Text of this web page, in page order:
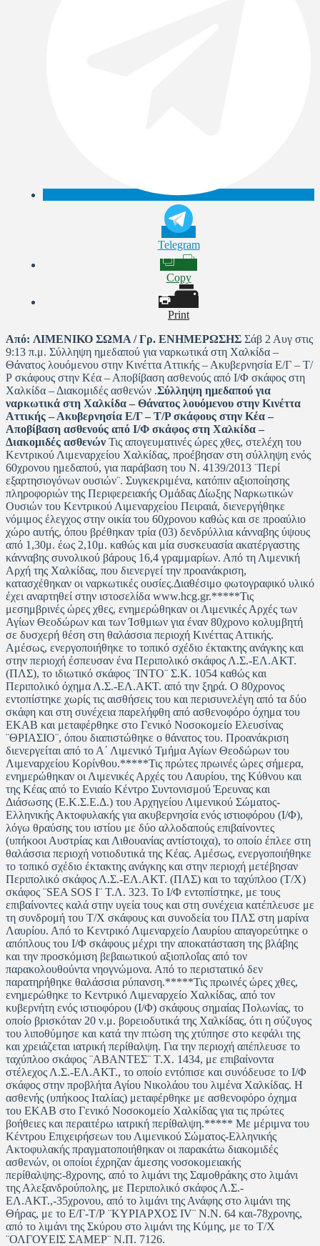
Telegram
Copy
Print
Από: ΛΙΜΕΝΙΚΟ ΣΩΜΑ / Γρ. ΕΝΗΜΕΡΩΣΗΣ Σάβ 2 Αυγ στις
9:13 π.μ. Σύλληψη ημεδαπού για ναρκωτικά στη Χαλκίδα –
Θάνατος λουόμενου στην Κινέττα Αττικής – Ακυβερνησία Ε/Γ – Τ/
Ρ σκάφους στην Κέα – Αποβίβαση ασθενούς από Ι/Φ σκάφος στη
Χαλκίδα – Διακομιδές ασθενών .Σύλληψη ημεδαπού για
ναρκωτικά στη Χαλκίδα – Θάνατος λουόμενου στην Κινέττα
Αττικής – Ακυβερνησία Ε/Γ – Τ/Ρ σκάφους στην Κέα –
Αποβίβαση ασθενούς από Ι/Φ σκάφος στη Χαλκίδα –
Διακομιδές ασθενών Τις απογευματινές ώρες χθες, στελέχη του
Κεντρικού Λιμεναρχείου Χαλκίδας, προέβησαν στη σύλληψη ενός
60χρονου ημεδαπού, για παράβαση του Ν. 4139/2013 ¨Περί
εξαρτησιογόνων ουσιών¨. Συγκεκριμένα, κατόπιν αξιοποίησης
πληροφοριών της Περιφερειακής Ομάδας Δίωξης Ναρκωτικών
Ουσιών του Κεντρικού Λιμεναρχείου Πειραιά, διενεργήθηκε
νόμιμος έλεγχος στην οικία του 60χρονου καθώς και σε προαύλιο
χώρο αυτής, όπου βρέθηκαν τρία (03) δενδρύλλια κάνναβης ύψους
από 1,30μ. έως 2,10μ. καθώς και μία συσκευασία ακατέργαστης
κάνναβης συνολικού βάρους 16,4 γραμμαρίων. Από τη Λιμενική
Αρχή της Χαλκίδας, που διενεργεί την προανάκριση,
κατασχέθηκαν οι ναρκωτικές ουσίες.Διαθέσιμο φωτογραφικό υλικό
έχει αναρτηθεί στην ιστοσελίδα www.hcg.gr.*****Τις
μεσημβρινές ώρες χθες, ενημερώθηκαν οι Λιμενικές Αρχές των
Αγίων Θεοδώρων και των Ίσθμιων για έναν 80χρονο κολυμβητή
σε δυσχερή θέση στη θαλάσσια περιοχή Κινέττας Αττικής.
Αμέσως, ενεργοποιήθηκε το τοπικό σχέδιο έκτακτης ανάγκης και
στην περιοχή έσπευσαν ένα Περιπολικό σκάφος Λ.Σ.-ΕΛ.ΑΚΤ.
(ΠΛΣ), το ιδιωτικό σκάφος ¨ΙΝΤΟ¨ Σ.Κ. 1054 καθώς και
Περιπολικό όχημα Λ.Σ.-ΕΛ.ΑΚΤ. από την ξηρά. Ο 80χρονος
εντοπίστηκε χωρίς τις αισθήσεις του και περισυνελέγη από τα δύο
σκάφη και στη συνέχεια παρελήφθη από ασθενοφόρο όχημα του
ΕΚΑΒ και μεταφέρθηκε στο Γενικό Νοσοκομείο Ελευσίνας
¨ΘΡΙΑΣΙΟ¨, όπου διαπιστώθηκε ο θάνατος του. Προανάκριση
διενεργείται από το Α΄ Λιμενικό Τμήμα Αγίων Θεοδώρων του
Λιμεναρχείου Κορίνθου.*****Τις πρώτες πρωινές ώρες σήμερα,
ενημερώθηκαν οι Λιμενικές Αρχές του Λαυρίου, της Κύθνου και
της Κέας από το Ενιαίο Κέντρο Συντονισμού Έρευνας και
Διάσωσης (Ε.Κ.Σ.Ε.Δ.) του Αρχηγείου Λιμενικού Σώματος-
Ελληνικής Ακτοφυλακής για ακυβερνησία ενός ιστιοφόρου (Ι/Φ),
λόγω θραύσης του ιστίου με δύο αλλοδαπούς επιβαίνοντες
(υπήκοοι Αυστρίας και Λιθουανίας αντίστοιχα), το οποίο έπλεε στη
θαλάσσια περιοχή νοτιοδυτικά της Κέας. Αμέσως, ενεργοποιήθηκε
το τοπικό σχέδιο έκτακτης ανάγκης και στην περιοχή μετέβησαν
Περιπολικό σκάφος Λ.Σ.-ΕΛ.ΑΚΤ. (ΠΛΣ) και το ταχύπλοο (Τ/Χ)
σκάφος ¨SEA SOS I¨ Τ.Λ. 323. Το Ι/Φ εντοπίστηκε, με τους
επιβαίνοντες καλά στην υγεία τους και στη συνέχεια κατέπλευσε με
τη συνδρομή του Τ/Χ σκάφους και συνοδεία του ΠΛΣ στη μαρίνα
Λαυρίου. Από το Κεντρικό Λιμεναρχείο Λαυρίου απαγορεύτηκε ο
απόπλους του Ι/Φ σκάφους μέχρι την αποκατάσταση της βλάβης
και την προσκόμιση βεβαιωτικού αξιοπλοΐας από τον
παρακολουθούντα νηογνώμονα. Από το περιστατικό δεν
παρατηρήθηκε θαλάσσια ρύπανση.*****Τις πρωινές ώρες χθες,
ενημερώθηκε το Κεντρικό Λιμεναρχείο Χαλκίδας, από τον
κυβερνήτη ενός ιστιοφόρου (Ι/Φ) σκάφους σημαίας Πολωνίας, το
οποίο βρισκόταν 20 ν.μ. βορειοδυτικά της Χαλκίδας, ότι η σύζυγος
του λιποθύμησε και κατά την πτώση της χτύπησε στο κεφάλι της
και χρειάζεται ιατρική περίθαλψη. Για την περιοχή απέπλευσε το
ταχύπλοο σκάφος ¨ΑΒΑΝΤΕΣ¨ Τ.Χ. 1434, με επιβαίνοντα
στέλεχος Λ.Σ.-ΕΛ.ΑΚΤ., το οποίο εντόπισε και συνόδευσε το Ι/Φ
σκάφος στην προβλήτα Αγίου Νικολάου του λιμένα Χαλκίδας. Η
ασθενής (υπήκοος Ιταλίας) μεταφέρθηκε με ασθενοφόρο όχημα
του ΕΚΑΒ στο Γενικό Νοσοκομείο Χαλκίδας για τις πρώτες
βοήθειες και περαιτέρω ιατρική περίθαλψη.***** Με μέριμνα του
Κέντρου Επιχειρήσεων του Λιμενικού Σώματος-Ελληνικής
Ακτοφυλακής πραγματοποιήθηκαν οι παρακάτω διακομιδές
ασθενών, οι οποίοι έχρηζαν άμεσης νοσοκομειακής
περίθαλψης:-8χρονης, από το λιμάνι της Σαμοθράκης στο λιμάνι
της Αλεξανδρούπολης, με Περιπολικό σκάφος Λ.Σ.-
ΕΛ.ΑΚΤ.,-35χρονου, από το λιμάνι της Ανάφης στο λιμάνι της
Θήρας, με το Ε/Γ-Τ/Ρ ¨ΚΥΡΙΑΡΧΟΣ IV¨ Ν.Ν. 64 και-78χρονης,
από το λιμάνι της Σκύρου στο λιμάνι της Κύμης, με το Τ/Χ
¨ΟΛΓΟΥΕΙΣ ΣΑΜΕΡ¨ Ν.Π. 7126.